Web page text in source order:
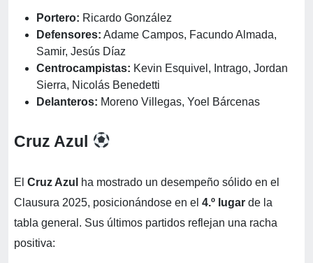
Portero: Ricardo González
Defensores: Adame Campos, Facundo Almada,
Samir, Jesús Díaz
Centrocampistas: Kevin Esquivel, Intrago, Jordan
Sierra, Nicolás Benedetti
Delanteros: Moreno Villegas, Yoel Bárcenas
Cruz Azul
El Cruz Azul
ha mostrado un desempeño sólido en el
Clausura 2025, posicionándose en el 4.º lugar de la
tabla general. Sus últimos partidos reflejan una racha
positiva: